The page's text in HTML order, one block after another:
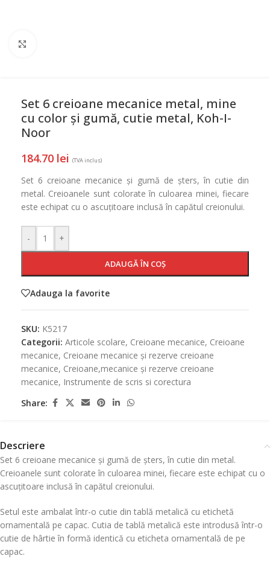
Set 6 creioane mecanice metal, mine
cu color și gumă, cutie metal, Koh-I-
Noor
184.70 lei (TVA inclus)
Set 6 creioane mecanice și gumă de șters, în cutie din
metal. Creioanele sunt colorate în culoarea minei, fiecare
este echipat cu o ascuțitoare inclusă în capătul creionului.
- +
ADAUGĂ ÎN COȘ
Adauga la favorite
SKU: K5217
Categorii: Articole scolare, Creioane mecanice, Creioane
mecanice, Creioane mecanice și rezerve creioane
mecanice, Creioane,mecanice și rezerve creioane
mecanice, Instrumente de scris si corectura
Share:
Descriere
Set 6 creioane mecanice și gumă de șters, în cutie din metal.
Creioanele sunt colorate în culoarea minei, fiecare este echipat cu o
ascuțitoare inclusă în capătul creionului.
Setul este ambalat într-o cutie din tablă metalică cu etichetă
ornamentală pe capac. Cutia de tablă metalică este introdusă într-o
cutie de hârtie în formă identică cu eticheta ornamentală de pe
capac.